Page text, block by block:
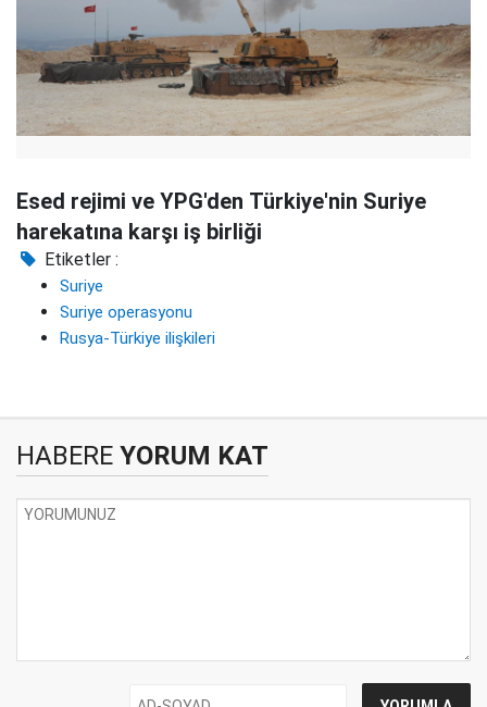
Esed rejimi ve YPG'den Türkiye'nin Suriye
harekatına karşı iş birliği
Etiketler :
Suriye
Suriye operasyonu
Rusya-Türkiye ilişkileri
HABERE YORUM KAT